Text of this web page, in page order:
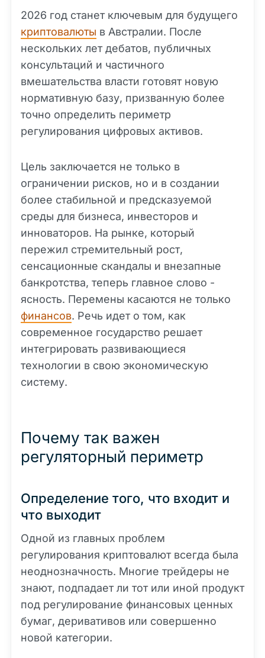
2026 год станет ключевым для будущего
криптовалюты в Австралии. После
нескольких лет дебатов, публичных
консультаций и частичного
вмешательства власти готовят новую
нормативную базу, призванную более
точно определить периметр
регулирования цифровых активов.
Цель заключается не только в
ограничении рисков, но и в создании
более стабильной и предсказуемой
среды для бизнеса, инвесторов и
инноваторов. На рынке, который
пережил стремительный рост,
сенсационные скандалы и внезапные
банкротства, теперь главное слово -
ясность. Перемены касаются не только
финансов. Речь идет о том, как
современное государство решает
интегрировать развивающиеся
технологии в свою экономическую
систему.
Почему так важен
регуляторный периметр
Определение того, что входит и
что выходит
Одной из главных проблем
регулирования криптовалют всегда была
неоднозначность. Многие трейдеры не
знают, подпадает ли тот или иной продукт
под регулирование финансовых ценных
бумаг, деривативов или совершенно
новой категории.